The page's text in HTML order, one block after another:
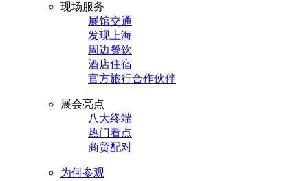
现场服务
展馆交通
发现上海
周边餐饮
酒店住宿
官方旅行合作伙伴
展会亮点
八大终端
热门看点
商贸配对
为何参观